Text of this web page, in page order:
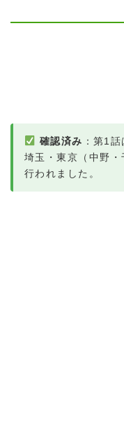
確認済み ：第1
埼玉・東京（中野
行われました。